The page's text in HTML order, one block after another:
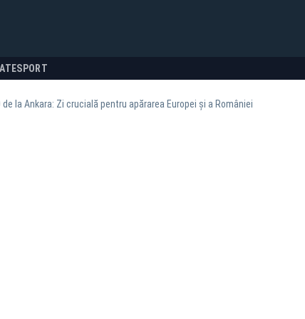
SPORT
de la Ankara: Zi crucială pentru apărarea Europei și a României